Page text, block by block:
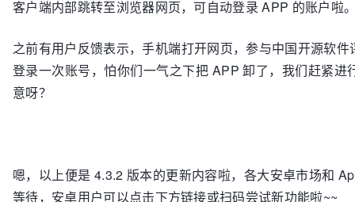
章的详情页面提交申请哟。其他的勋章则无需申请。
新版本时间显示进行了优化。包括资讯、博客和动弹等，